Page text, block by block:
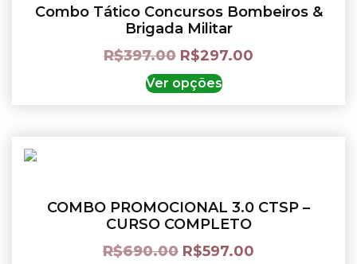
Combo Tático Concursos Bombeiros &
Brigada Militar
R$397.00 R$297.00
Ver opções
COMBO PROMOCIONAL 3.0 CTSP –
CURSO COMPLETO
R$690.00 R$597.00